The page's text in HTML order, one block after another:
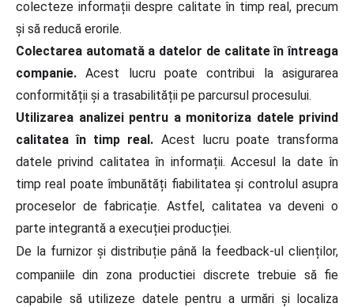
colecteze informații despre calitate în timp real, precum
și să reducă erorile.
Colectarea automată a datelor de calitate în întreaga
companie. Acest lucru poate contribui la asigurarea
conformității și a trasabilității pe parcursul procesului.
Utilizarea analizei pentru a monitoriza datele privind
calitatea în timp real. Acest lucru poate transforma
datele privind calitatea în informații. Accesul la date în
timp real poate îmbunătăți fiabilitatea și controlul asupra
proceselor de fabricație. Astfel, calitatea va deveni o
parte integrantă a execuției producției.
De la furnizor și distribuție până la feedback-ul clienților,
companiile din zona productiei discrete trebuie să fie
capabile să utilizeze datele pentru a urmări și localiza